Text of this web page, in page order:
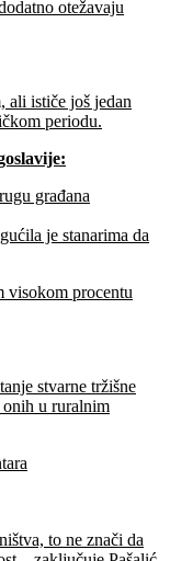
otežavaju
ali ističe još jedan
periodu.
građana
je stanarima da
visokom procentu
stvarne tržišne
u ruralnim
to ne znači da